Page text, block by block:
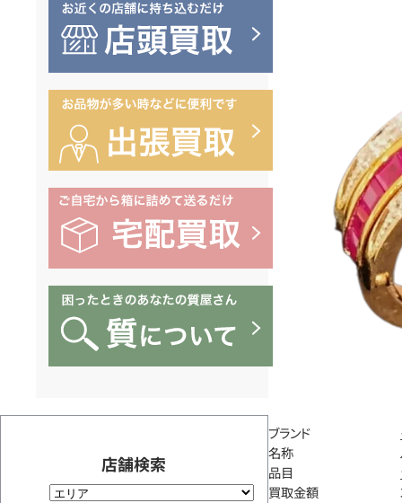
店舗検索
ブランド
名称
品目
買取金額